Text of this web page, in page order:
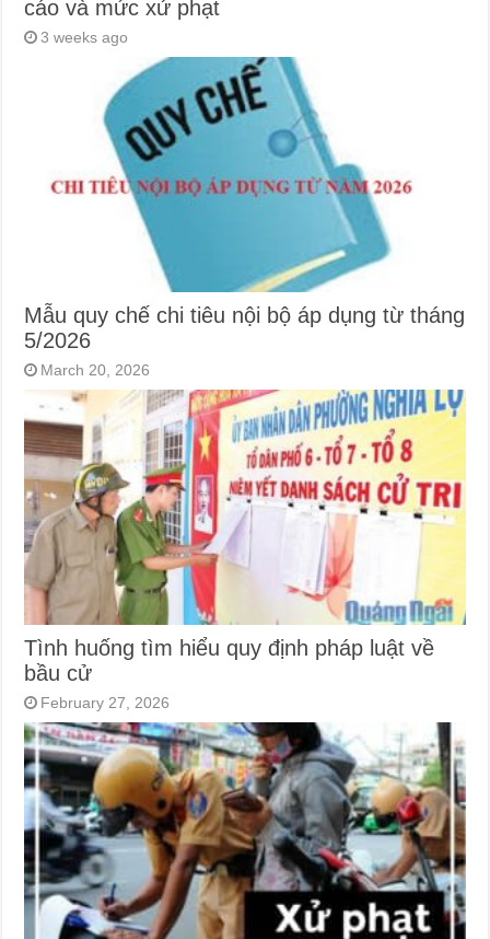
cáo và mức xử phạt
3 weeks ago
Mẫu quy chế chi tiêu nội bộ áp dụng từ tháng
5/2026
March 20, 2026
Tình huống tìm hiểu quy định pháp luật về
bầu cử
February 27, 2026